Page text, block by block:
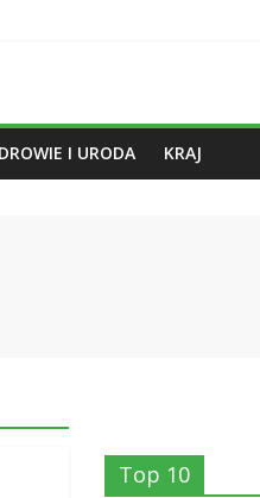
I URODA KRAJ
Top 10